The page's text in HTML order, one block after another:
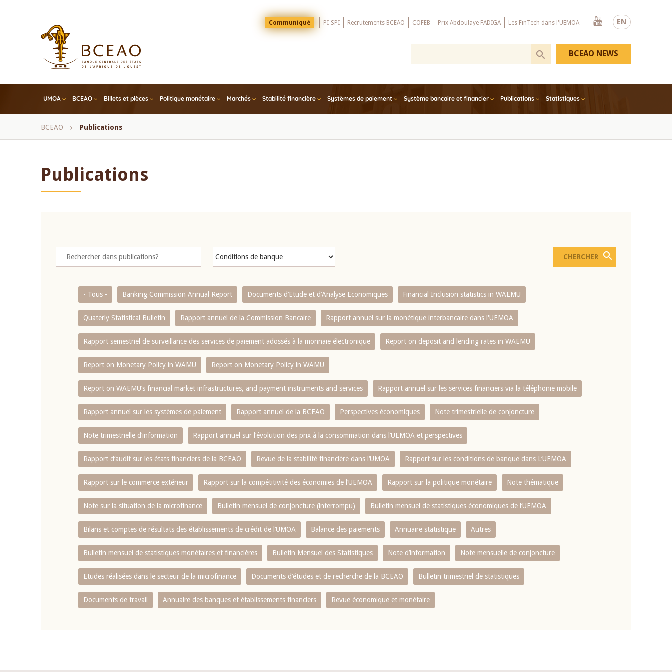
EN
Menu
Top
Communiqué PI-SPI Recrutements BCEAO COFEB Prix Abdoulaye FADIGA Les FinTech dans l'UEMOA
Youtube
UMOA BCEAO Billets et pièces Politique monétaire Marchés Stabilité financière Systèmes de paiement Système bancaire et financier Publications Statistiques
BCEAO NEWS
Fil
BCEAO Publications
Publications
- Tous - Banking Commission Annual Report Documents d’Etude et d’Analyse Economiques Financial Inclusion statistics in WAEMU
Quaterly Statistical Bulletin Rapport annuel de la Commission Bancaire Rapport annuel sur la monétique interbancaire dans l'UEMOA
Rapport semestriel de surveillance des services de paiement adossés à la monnaie électronique Report on deposit and lending rates in WAEMU
Report on Monetary Policy in WAMU Report on Monetary Policy in WAMU
Report on WAEMU’s financial market infrastructures, and payment instruments and services Rapport annuel sur les services financiers via la téléphonie mobile
Rapport annuel sur les systèmes de paiement Rapport annuel de la BCEAO Perspectives économiques Note trimestrielle de conjoncture
Note trimestrielle d‘information Rapport annuel sur l‘évolution des prix à la consommation dans l‘UEMOA et perspectives
Rapport d‘audit sur les états financiers de la BCEAO Revue de la stabilité financière dans l‘UMOA Rapport sur les conditions de banque dans L‘UEMOA
Rapport sur le commerce extérieur Rapport sur la compétitivité des économies de l‘UEMOA Rapport sur la politique monétaire Note thématique
Note sur la situation de la microfinance Bulletin mensuel de conjoncture (interrompu) Bulletin mensuel de statistiques économiques de l‘UEMOA
Bilans et comptes de résultats des établissements de crédit de l‘UMOA Balance des paiements Annuaire statistique Autres
Bulletin mensuel de statistiques monétaires et financières Bulletin Mensuel des Statistiques Note d’information Note mensuelle de conjoncture
Etudes réalisées dans le secteur de la microfinance Documents d’études et de recherche de la BCEAO Bulletin trimestriel de statistiques
Documents de travail Annuaire des banques et établissements financiers Revue économique et monétaire